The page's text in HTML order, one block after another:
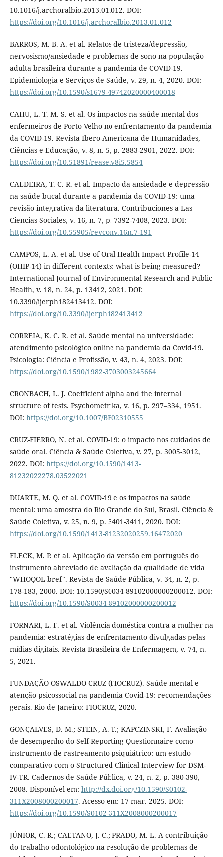
10.1016/j.archoralbio.2013.01.012. DOI:
https://doi.org/10.1016/j.archoralbio.2013.01.012
BARROS, M. B. A. et al. Relatos de tristeza/depressão,
nervosismo/ansiedade e problemas de sono na população
adulta brasileira durante a pandemia de COVID-19.
Epidemiologia e Serviços de Saúde, v. 29, n. 4, 2020. DOI:
https://doi.org/10.1590/s1679-49742020000400018
CAHU, L. T. M. S. et al. Os impactos na saúde mental dos
enfermeiros de Porto Velho no enfrentamento da pandemia
da COVID-19. Revista Ibero-Americana de Humanidades,
Ciências e Educação, v. 8, n. 5, p. 2883-2901, 2022. DOI:
https://doi.org/10.51891/rease.v8i5.5854
CALDEIRA, T. C. R. et al. Impacto da ansiedade e depressão
na saúde bucal durante a pandemia da COVID-19: uma
revisão integrativa da literatura. Contribuciones a Las
Ciencias Sociales, v. 16, n. 7, p. 7392-7408, 2023. DOI:
https://doi.org/10.55905/revconv.16n.7-191
CAMPOS, L. A. et al. Use of Oral Health Impact Profile-14
(OHIP-14) in different contexts: what is being measured?
International Journal of Environmental Research and Public
Health, v. 18, n. 24, p. 13412, 2021. DOI:
10.3390/ijerph182413412. DOI:
https://doi.org/10.3390/ijerph182413412
CORREIA, K. C. R. et al. Saúde mental na universidade:
atendimento psicológico online na pandemia da Covid-19.
Psicologia: Ciência e Profissão, v. 43, n. 4, 2023. DOI:
https://doi.org/10.1590/1982-3703003245664
CRONBACH, L. J. Coefficient alpha and the internal
structure of tests. Psychometrika, v. 16, p. 297–334, 1951.
DOI: https://doi.org/10.1007/BF02310555
CRUZ-FIERRO, N. et al. COVID-19: o impacto nos cuidados de
saúde oral. Ciência & Saúde Coletiva, v. 27, p. 3005-3012,
2022. DOI: https://doi.org/10.1590/1413-
81232022278.03522021
DUARTE, M. Q. et al. COVID-19 e os impactos na saúde
mental: uma amostra do Rio Grande do Sul, Brasil. Ciência &
Saúde Coletiva, v. 25, n. 9, p. 3401-3411, 2020. DOI:
https://doi.org/10.1590/1413-81232020259.16472020
FLECK, M. P. et al. Aplicação da versão em português do
instrumento abreviado de avaliação da qualidade de vida
"WHOQOL-bref". Revista de Saúde Pública, v. 34, n. 2, p.
178-183, 2000. DOI: 10.1590/S0034-89102000000200012. DOI:
https://doi.org/10.1590/S0034-89102000000200012
FORNARI, L. F. et al. Violência doméstica contra a mulher na
pandemia: estratégias de enfrentamento divulgadas pelas
mídias digitais. Revista Brasileira de Enfermagem, v. 74, n.
5, 2021.
FUNDAÇÃO OSWALDO CRUZ (FIOCRUZ). Saúde mental e
atenção psicossocial na pandemia Covid-19: recomendações
gerais. Rio de Janeiro: FIOCRUZ, 2020.
GONÇALVES, D. M.; STEIN, A. T.; KAPCZINSKI, F. Avaliação
de desempenho do Self-Reporting Questionnaire como
instrumento de rastreamento psiquiátrico: um estudo
comparativo com o Structured Clinical Interview for DSM-
IV-TR. Cadernos de Saúde Pública, v. 24, n. 2, p. 380-390,
2008. Disponível em: http://dx.doi.org/10.1590/S0102-
311X2008000200017. Acesso em: 17 mar. 2025. DOI:
https://doi.org/10.1590/S0102-311X2008000200017
JÚNIOR, C. R.; CAETANO, J. C.; PRADO, M. L. A contribuição
do trabalho odontológico na resolução de problemas de